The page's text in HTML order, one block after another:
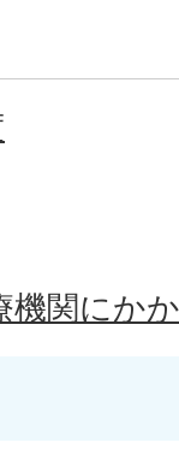
機関にか